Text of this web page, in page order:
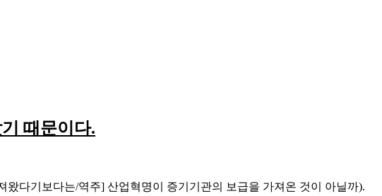
때문이다.
다기보다는/역주] 산업혁명이 증기기관의 보급을 가져온 것이 아닐까).